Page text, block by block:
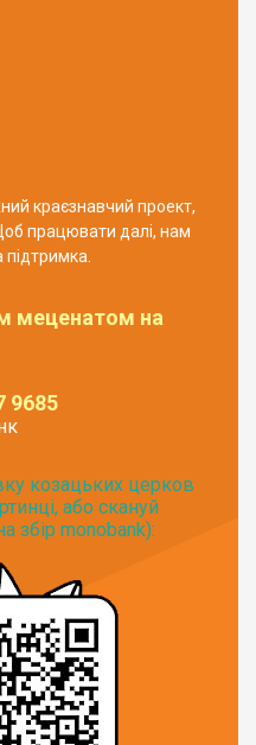
краєзнавчий проект,
працювати далі, нам
меценатом на
9685
козацьких церков
або скануй
збір monobank):